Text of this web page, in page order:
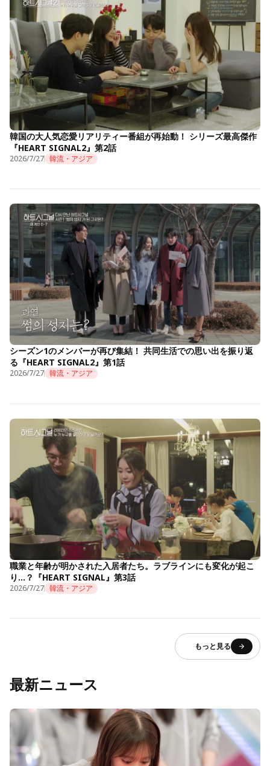
韓国の大人気恋愛リアリティー番組が再始動！ シリーズ最高傑作
『HEART SIGNAL2』第2話
2026/7/27 韓流・アジア
シーズン1のメンバーが再び集結！ 共同生活での思い出を振り返
る『HEART SIGNAL2』第1話
2026/7/27 韓流・アジア
職業と年齢が明かされた入居者たち。ラブラインにも変化が起こ
り…？『HEART SIGNAL』第3話
2026/7/27 韓流・アジア
もっと見る
最新ニュース